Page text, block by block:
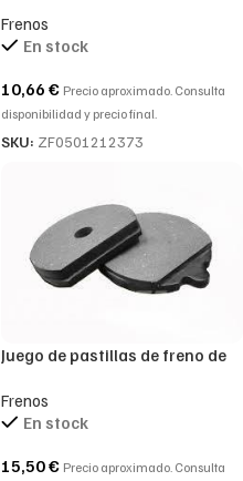
0501.212.373-0501 212 373
Frenos
En stock
10,66 € Precio aproximado. Consulta
disponibilidad y precio final.
SKU: ZF0501212373
Juego de pastillas de freno de
15/920103, 15-920103, 478-
00849, 15/920087
Frenos
En stock
15,50€ Precio aproximado. Consulta